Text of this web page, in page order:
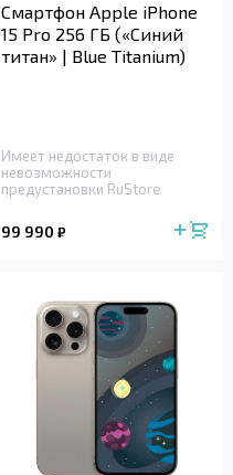
Смартфон Apple iPhone
15 Pro 256 ГБ («Синий
титан» | Blue Titanium)
Имеет недостаток в виде
невозможности
предустановки RuStore
99 990 ₽